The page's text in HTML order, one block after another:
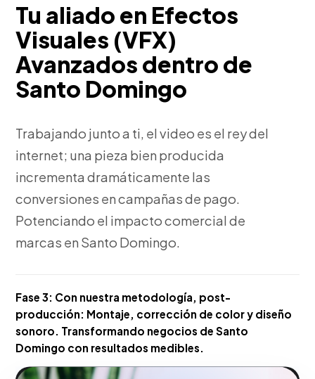
Tu aliado en Efectos
Visuales (VFX)
Avanzados dentro de
Santo Domingo
Trabajando junto a ti, el video es el rey del
internet; una pieza bien producida
incrementa dramáticamente las
conversiones en campañas de pago.
Potenciando el impacto comercial de
marcas en Santo Domingo.
Fase 3: Con nuestra metodología, post-
producción: Montaje, corrección de color y diseño
sonoro. Transformando negocios de Santo
Domingo con resultados medibles.